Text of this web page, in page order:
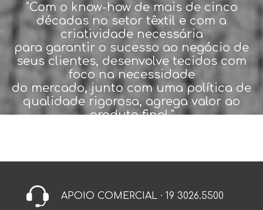
"Com o know-how de mais de cinco
décadas no setor têxtil e com a
criatividade necessária
para garantir o sucesso ao negócio de
seus clientes, desenvolve tecidos com
foco na necessidade
do mercado, junto com uma política de
qualidade rigorosa, agrega valor ao
produto final."
APOIO COMERCIAL · 19 3026.5500